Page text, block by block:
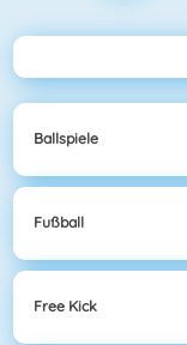
Ballspiele
Fußball
Free Kick